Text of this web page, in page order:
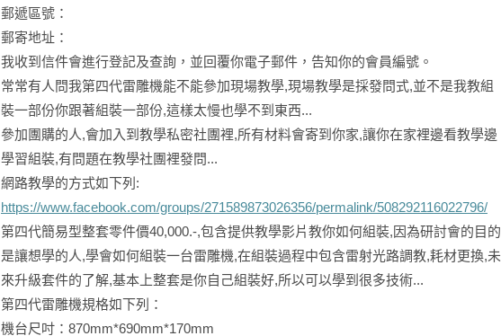
郵遞區號：
郵寄地址：
我收到信件會進行登記及查詢，並回覆你電子郵件，告知你的會員編號。
常常有人問我第四代雷雕機能不能參加現場教學,現場教學是採發問式,並不是我教組
裝一部份你跟著組裝一部份,這樣太慢也學不到東西...
參加團購的人,會加入到教學私密社團裡,所有材料會寄到你家,讓你在家裡邊看教學邊
學習組裝,有問題在教學社團裡發問...
網路教學的方式如下列:
https://www.facebook.com/groups/271589873026356/permalink/508292116022796/
第四代簡易型整套零件價40,000.-,包含提供教學影片教你如何組裝,因為研討會的目的
是讓想學的人,學會如何組裝一台雷雕機,在組裝過程中包含雷射光路調教,耗材更換,未
來升級套件的了解,基本上整套是你自己組裝好,所以可以學到很多技術...
第四代雷雕機規格如下列：
機台尺吋：870mm*690mm*170mm